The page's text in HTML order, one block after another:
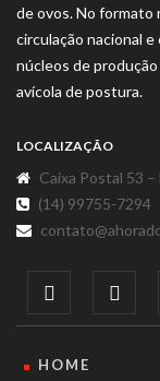
de ovos. No formato
circulação nacional
núcleos de
avícola de postura.
LOCALIZAÇÃO
Caixa Postal 53
(14) 99755-7294
HOME